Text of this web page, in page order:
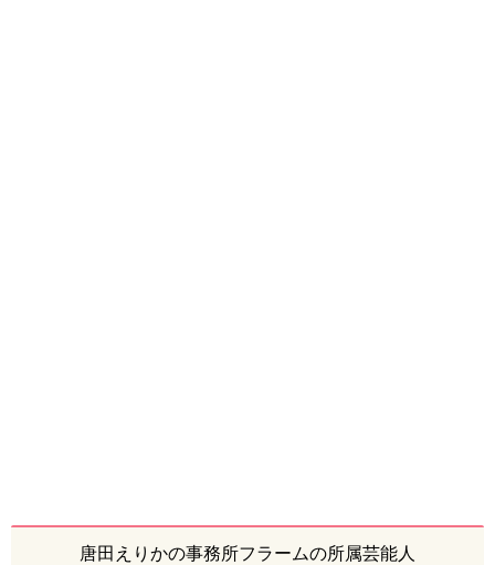
唐田えりかの事務所フラームの所属芸能人